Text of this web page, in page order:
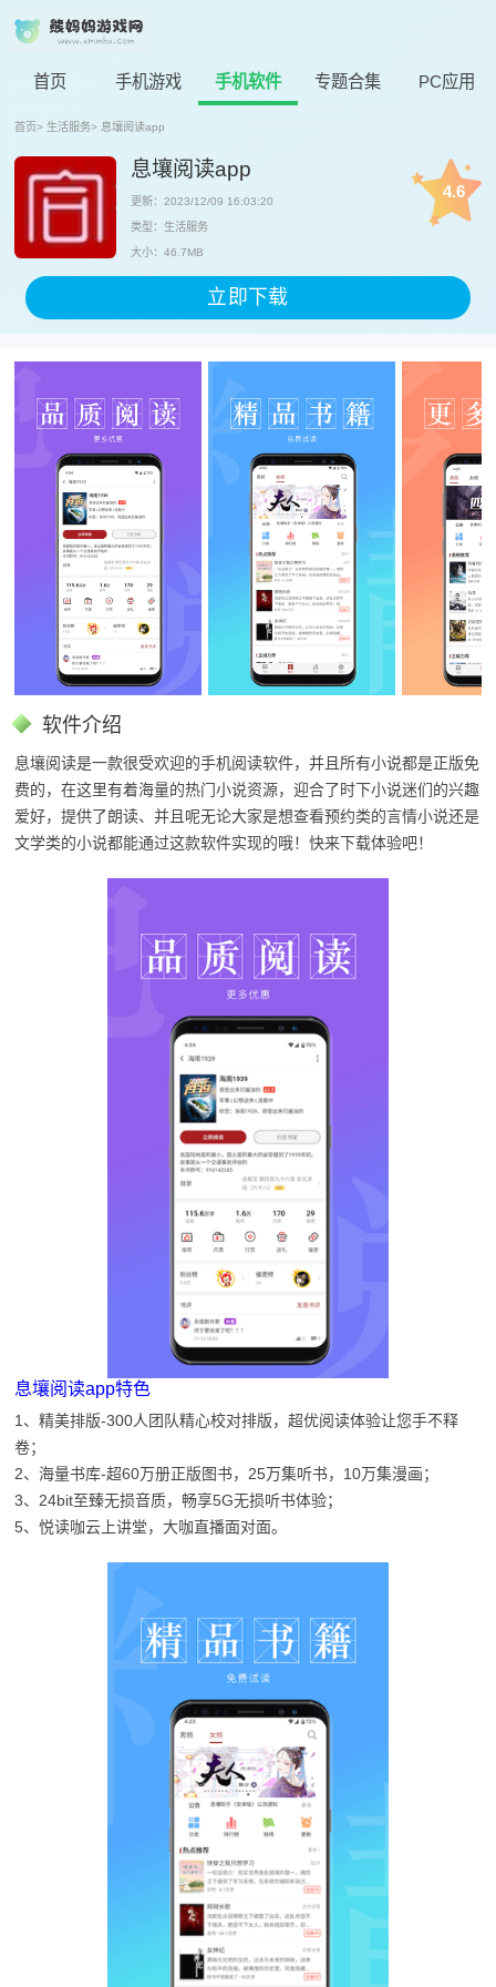
首页 手机游戏 手机软件 专题合集 PC应用
首页> 生活服务> 息壤阅读app
息壤阅读app
更新：2023/12/09 16:03:20
类型：生活服务
大小：46.7MB
4.6
立即下载
软件介绍
息壤阅读是一款很受欢迎的手机阅读软件，并且所有小说都是正版免
费的，在这里有着海量的热门小说资源，迎合了时下小说迷们的兴趣
爱好，提供了朗读、并且呢无论大家是想查看预约类的言情小说还是
文学类的小说都能通过这款软件实现的哦！快来下载体验吧！
息壤阅读app特色
1、精美排版-300人团队精心校对排版，超优阅读体验让您手不释
卷；
2、海量书库-超60万册正版图书，25万集听书，10万集漫画；
3、24bit至臻无损音质，畅享5G无损听书体验；
5、悦读咖云上讲堂，大咖直播面对面。